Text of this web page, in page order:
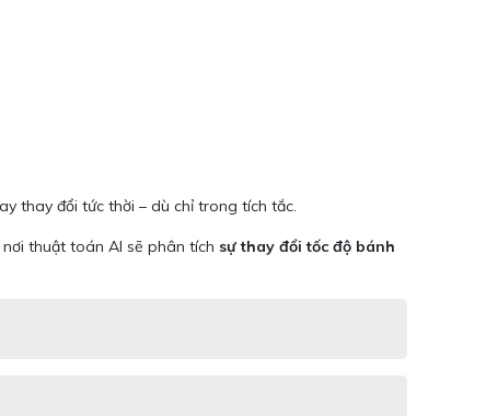
thay đổi tức thời – dù chỉ trong tích tắc.
thuật toán AI sẽ phân tích sự thay đổi tốc độ bánh